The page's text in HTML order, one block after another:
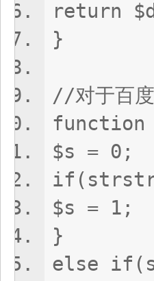
return
}
//对于百
$s =
$s =
}
else